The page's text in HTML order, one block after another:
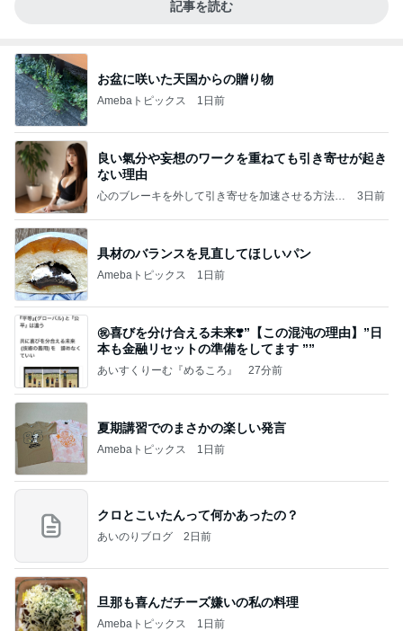
記事を読む
お盆に咲いた天国からの贈り物
Amebaトピックス 1日前
良い氣分や妄想のワークを重ねても引き寄せが起き
ない理由
心のブレーキを外して引き寄せを加速させる方法：
3日前
具材のバランスを見直してほしいパン
Amebaトピックス 1日前
㊗️喜びを分け合える未来❣️”【この混沌の理由】”⽇
本も⾦融リセットの準備をしてます ””
あいすくりーむ『めるころ』 27分前
夏期講習でのまさかの楽しい発言
Amebaトピックス 1日前
クロとこいたんって何かあったの？
あいのりブログ 2日前
旦那も喜んだチーズ嫌いの私の料理
Amebaトピックス 1日前